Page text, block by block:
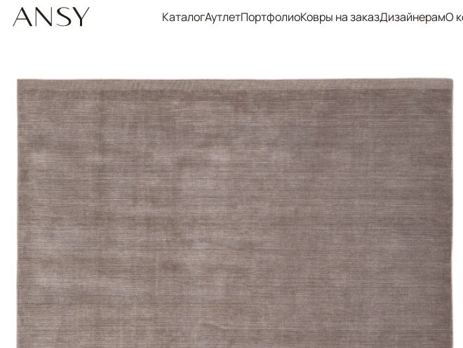
КаталогАутлетПортфолиоКовры на заказДизайнерамО